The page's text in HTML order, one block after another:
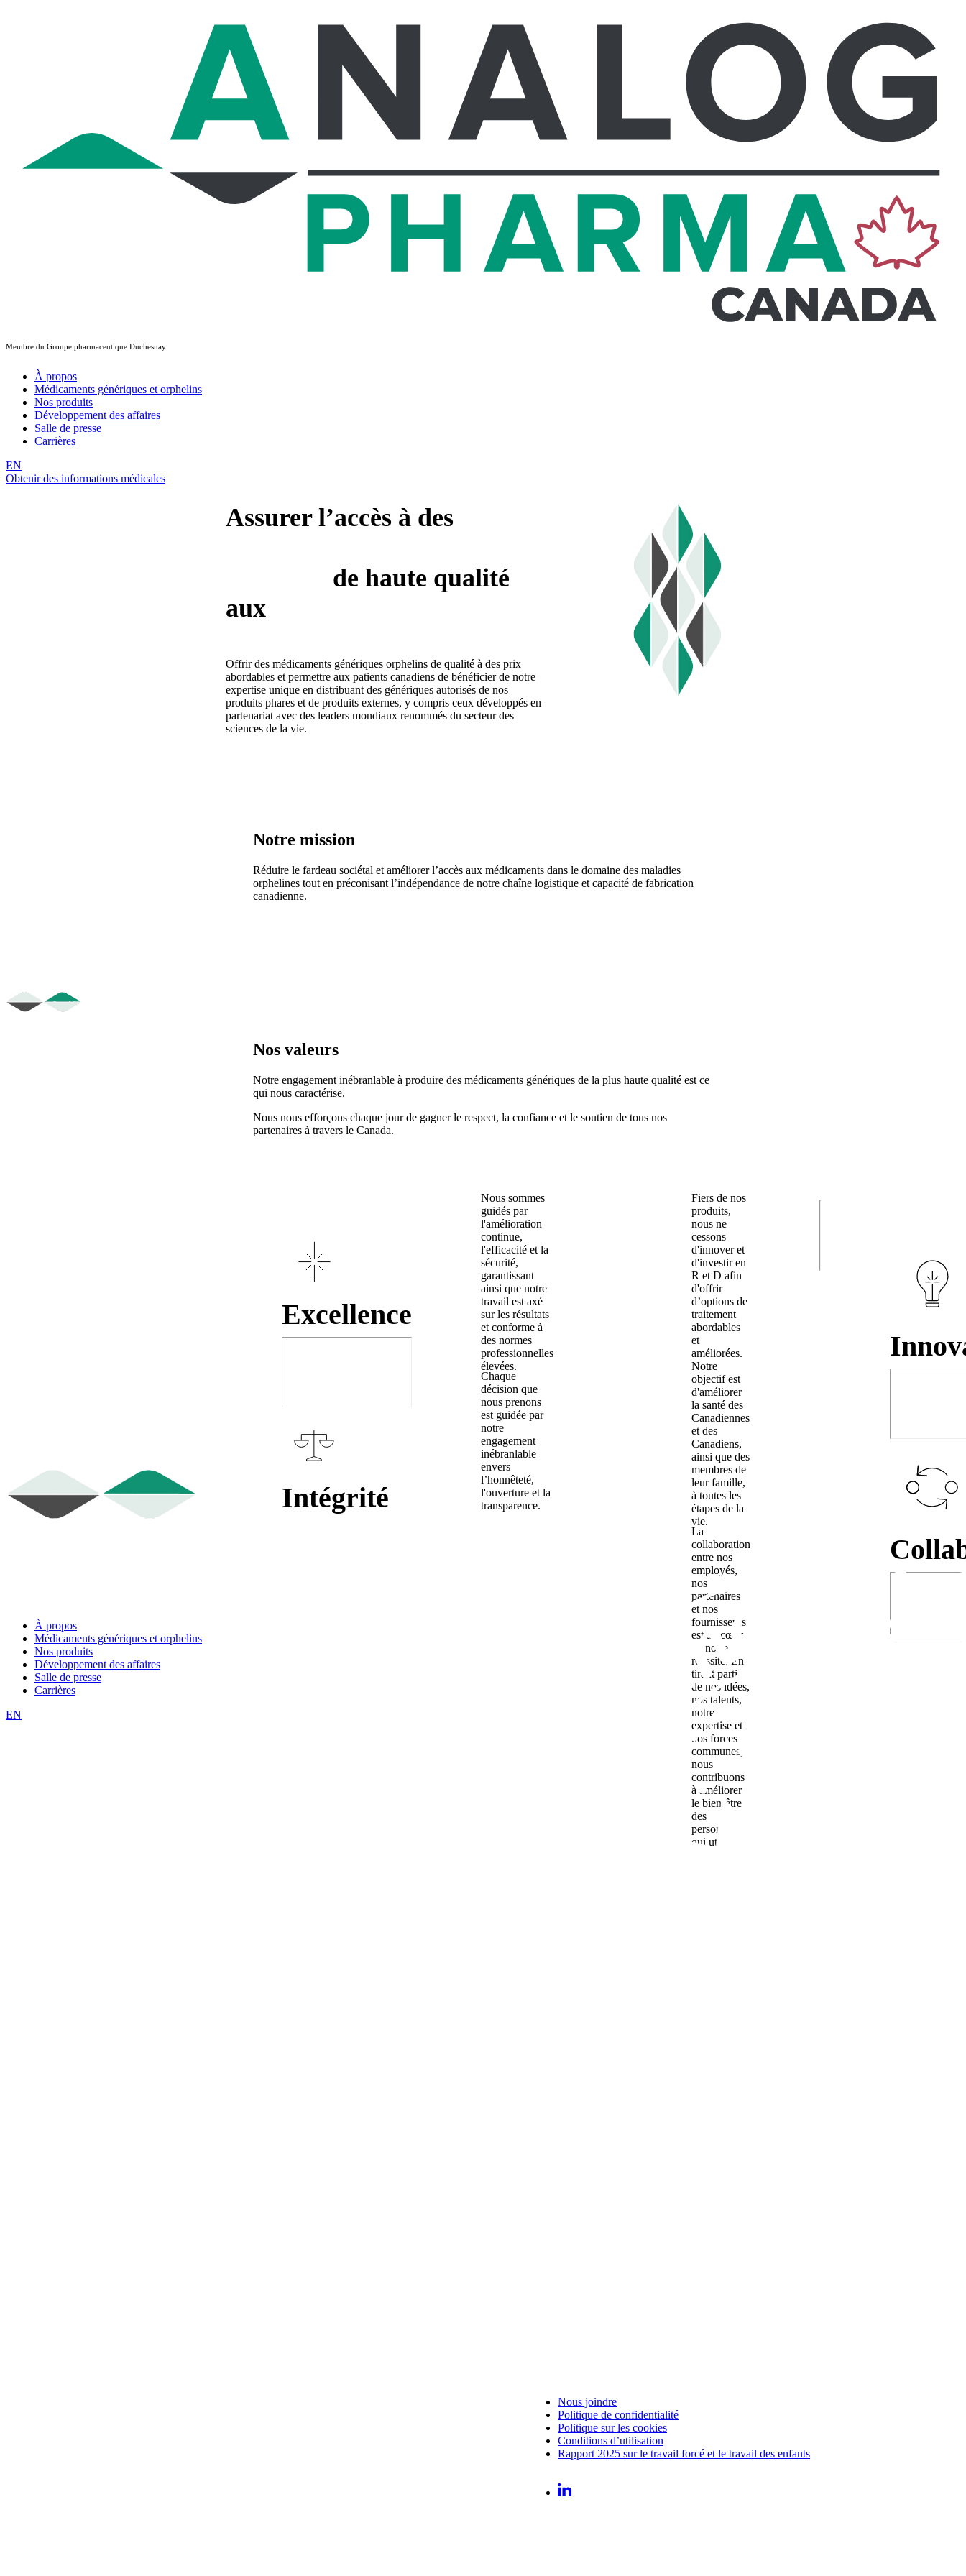
Membre du Groupe pharmaceutique Duchesnay
À propos
Médicaments génériques et orphelins
Nos produits
Développement des affaires
Salle de presse
Carrières
EN
Obtenir des informations médicales
Assurer l’accès à des
de haute qualité
aux
Offrir des médicaments génériques orphelins de qualité à des prix
abordables et permettre aux patients canadiens de bénéficier de notre
expertise unique en distribuant des génériques autorisés de nos
produits phares et de produits externes, y compris ceux développés en
partenariat avec des leaders mondiaux renommés du secteur des
sciences de la vie.
Notre mission
Réduire le fardeau sociétal et améliorer l’accès aux médicaments dans le domaine des maladies
orphelines tout en préconisant l’indépendance de notre chaîne logistique et capacité de fabrication
canadienne.
Nos valeurs
Notre engagement inébranlable à produire des médicaments génériques de la plus haute qualité est ce
qui nous caractérise.
Nous nous efforçons chaque jour de gagner le respect, la confiance et le soutien de tous nos
partenaires à travers le Canada.
Excellence
Intégrité
Nous sommes
guidés par
l'amélioration
continue,
l'efficacité et la
sécurité,
garantissant
ainsi que notre
travail est axé
sur les résultats
et conforme à
des normes
professionnelles
élevées.
Chaque
décision que
nous prenons
est guidée par
notre
engagement
inébranlable
envers
l’honnêteté,
l'ouverture et la
transparence.
Fiers de nos
produits,
nous ne
cessons
d'innover et
d'investir en
R et D afin
d'offrir
d’options de
traitement
abordables
et
améliorées.
Notre
objectif est
d'améliorer
la santé des
Canadiennes
et des
Canadiens,
ainsi que des
membres de
leur famille,
à toutes les
étapes de la
vie.
La
collaboration
entre nos
employés,
nos
partenaires
et nos
fournisseurs
est au cœur
de notre
réussite. En
tirant parti
de nos idées,
nos talents,
notre
expertise et
nos forces
communes,
nous
contribuons
à améliorer
le bien-être
des
personnes
qui utilisent
À propos
Médicaments génériques et orphelins
Nos produits
Développement des affaires
Salle de presse
Carrières
EN
Nous joindre
Politique de confidentialité
Politique sur les cookies
Conditions d’utilisation
Rapport 2025 sur le travail forcé et le travail des enfants